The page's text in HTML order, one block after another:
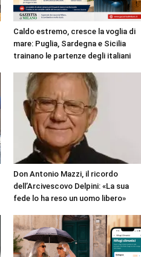
Caldo estremo, cresce la voglia di
mare: Puglia, Sardegna e Sicilia
trainano le partenze degli italiani
Don Antonio Mazzi, il ricordo
dell’Arcivescovo Delpini: «La sua
fede lo ha reso un uomo libero»